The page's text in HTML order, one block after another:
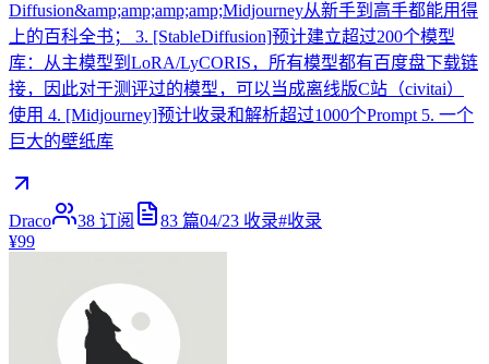
Diffusion&amp;amp;amp;amp;Midjourney从新手到高手都能用得
上的百科全书； 3. [StableDiffusion]预计建立超过200个模型
库：从主模型到LoRA/LyCORIS，所有模型都有百度盘下载链
接，因此对于测评过的模型，可以当成离线版C站（civitai）
使用 4. [Midjourney]预计收录和解析超过1000个Prompt 5. 一个
巨大的壁纸库
Draco 38 订阅 83 篇04/23 收录#收录
¥99